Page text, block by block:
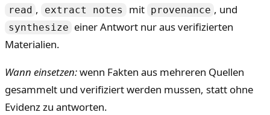
read , extract notes mit provenance , und
synthesize einer Antwort nur aus verifizierten
Materialien.
Wann einsetzen:wenn Fakten aus mehreren Quellen
gesammelt und verifiziert werden mussen, statt ohne
Evidenz zu antworten.